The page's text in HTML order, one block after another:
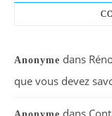
Anonyme dans
que vous devez